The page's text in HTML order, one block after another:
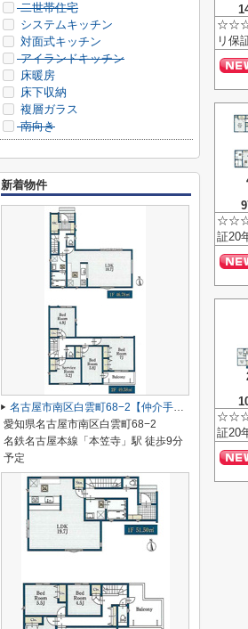
☆☆☆
リ保
☆☆☆
証20
☆☆☆
証20
二世帯住宅
システムキッチン
対面式キッチン
アイランドキッチン
床暖房
床下収納
複層ガラス
南向き
新着物件
名古屋市南区白雲町68−2【仲介手数料無料】新築一戸建て 2号棟
愛知県名古屋市南区白雲町68−2
名鉄名古屋本線「本笠寺」駅 徒歩9分
予定